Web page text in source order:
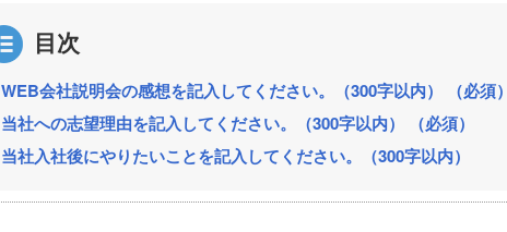
目次
WEB会社説明会の感想を記入してください。（300字以内） （必須）
当社への志望理由を記入してください。（300字以内） （必須）
当社入社後にやりたいことを記入してください。（300字以内）